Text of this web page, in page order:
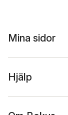
Mina sidor
Hjälp